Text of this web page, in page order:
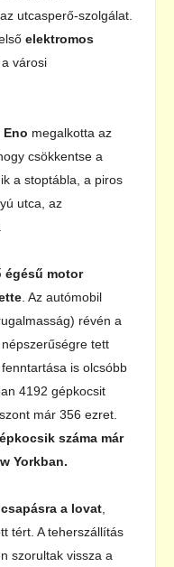
utcasperő-szolgálat.
elektromos
városi
Eno megalkotta az
hogy csökkentse a
a stoptábla, a piros
utca, az
égésű motor
. Az autómobil
révén a
tett
is olcsóbb
4192 gépkocsit
már 356 ezret.
száma már
Yorkban.
a lovat
tért. A teherszállítás
szorultak vissza a